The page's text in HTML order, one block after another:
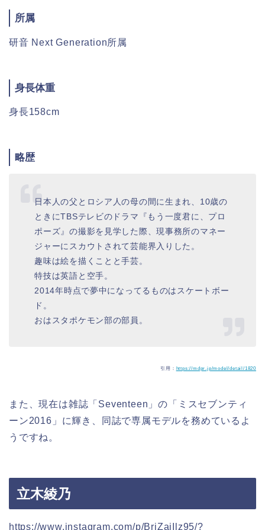
所属
研音 Next Generation所属
身長体重
身長158cm
略歴
日本人の父とロシア人の母の間に生まれ、10歳の
ときにTBSテレビのドラマ『もう一度君に、プロ
ポーズ』の撮影を見学した際、現事務所のマネー
ジャーにスカウトされて芸能界入りした。
趣味は絵を描くことと手芸。
特技は英語と空手。
2014年時点で夢中になってるものはスケートボー
ド。
おはスタポケモン部の部員。
引用： https://mdpr.jp/model/detail/1820
また、現在は雑誌「Seventeen」の「ミスセブンティ
ーン2016」に輝き、同誌で専属モデルを務めているよ
うですね。
立木綾乃
https://www.instagram.com/p/BrjZajIlz95/?